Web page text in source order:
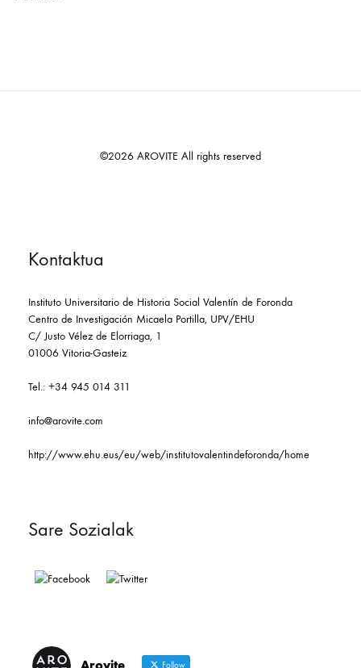
©2026 AROVITE All rights reserved
Kontaktua
Instituto Universitario de Historia Social Valentín de Foronda
Centro de Investigación Micaela Portilla, UPV/EHU
C/ Justo Vélez de Elorriaga, 1
01006 Vitoria-Gasteiz
Tel.: +34 945 014 311
info@arovite.com
http://www.ehu.eus/eu/web/institutovalentindeforonda/home
Sare Sozialak
Follow